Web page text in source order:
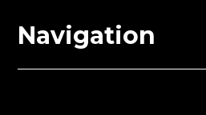
Navigation